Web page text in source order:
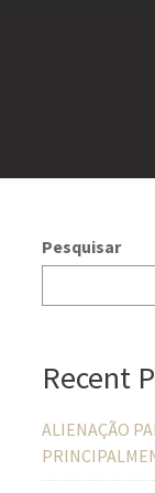
Pesquisar
Recent
ALIENAÇÃO